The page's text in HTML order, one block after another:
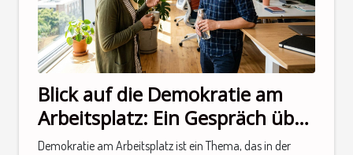
Blick auf die Demokratie am
Arbeitsplatz: Ein Gespräch über
neue Perspektiven
Demokratie am Arbeitsplatz ist ein Thema, das in der